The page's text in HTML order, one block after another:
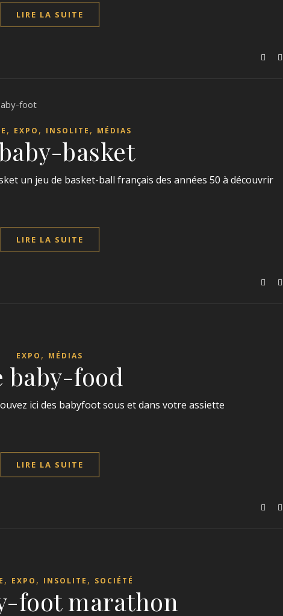
LIRE LA SUITE
, EXPO , INSOLITE , MÉDIAS
basket
un jeu de basket-ball français des années 50 à découvrir
LIRE LA SUITE
EXPO , MÉDIAS
baby-food
ici des babyfoot sous et dans votre assiette
LIRE LA SUITE
, EXPO , INSOLITE , SOCIÉTÉ
foot marathon